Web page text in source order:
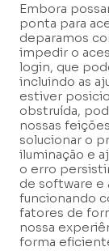
Embora
ponta para
deparamos
impedir o
login, que
incluindo as
estiver
obstruída,
nossas
solucionar o
iluminação e
o erro
de software e
funcionando
fatores de
nossa
forma